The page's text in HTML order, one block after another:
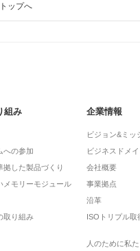
ップへ
組み
への参加
拠した製品づくり
メモリーモジュール
取り組み
企業情報
ビジョン&ミッ
ビジネスドメ
会社概要
事業拠点
沿革
ISOトリプル取
人のために私